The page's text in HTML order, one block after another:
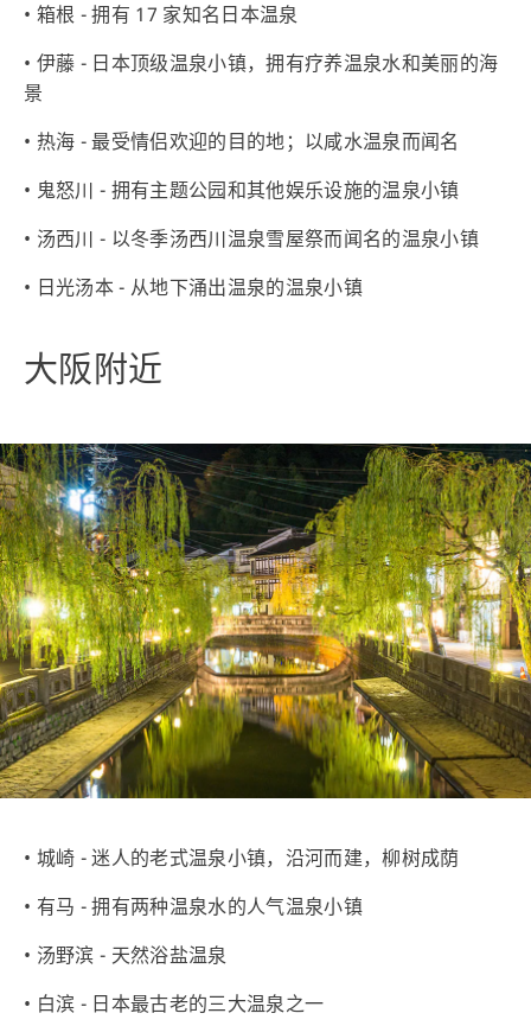
• 箱根 - 拥有 17 家知名日本温泉
• 伊藤 - 日本顶级温泉小镇，拥有疗养温泉水和美丽的海
景
• 热海 - 最受情侣欢迎的目的地；以咸水温泉而闻名
• 鬼怒川 - 拥有主题公园和其他娱乐设施的温泉小镇
• 汤西川 - 以冬季汤西川温泉雪屋祭而闻名的温泉小镇
• 日光汤本 - 从地下涌出温泉的温泉小镇
大阪附近
• 城崎 - 迷人的老式温泉小镇，沿河而建，柳树成荫
• 有马 - 拥有两种温泉水的人气温泉小镇
• 汤野滨 - 天然浴盐温泉
• 白滨 - 日本最古老的三大温泉之一